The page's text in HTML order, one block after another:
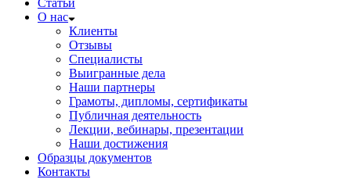
Статьи
О нас
Клиенты
Отзывы
Специалисты
Выигранные дела
Наши партнеры
Грамоты, дипломы, сертификаты
Публичная деятельность
Лекции, вебинары, презентации
Наши достижения
Образцы документов
Контакты